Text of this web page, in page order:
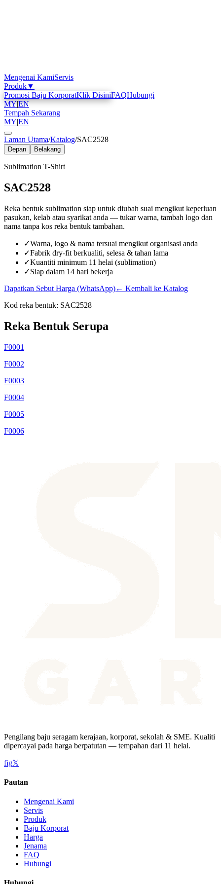
Mengenai KamiServis
Produk▼
Promosi Baju KorporatKlik DisiniFAQHubungi
MY|EN
Tempah Sekarang
MY|EN
Laman Utama/Katalog/SAC2528
Depan Belakang
Sublimation T-Shirt
SAC2528
Reka bentuk sublimation siap untuk diubah suai mengikut keperluan
pasukan, kelab atau syarikat anda — tukar warna, tambah logo dan
nama tanpa kos reka bentuk tambahan.
✓Warna, logo & nama tersuai mengikut organisasi anda
✓Fabrik dry-fit berkualiti, selesa & tahan lama
✓Kuantiti minimum 11 helai (sublimation)
✓Siap dalam 14 hari bekerja
Dapatkan Sebut Harga (WhatsApp)← Kembali ke Katalog
Kod reka bentuk: SAC2528
Reka Bentuk Serupa
F0001
F0002
F0003
F0004
F0005
F0006
Pengilang baju seragam kerajaan, korporat, sekolah & SME. Kualiti
dipercayai pada harga berpatutan — tempahan dari 11 helai.
fig𝕏
Pautan
Mengenai Kami
Servis
Produk
Baju Korporat
Harga
Jenama
FAQ
Hubungi